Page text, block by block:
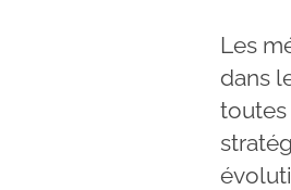
Les
dans
toutes